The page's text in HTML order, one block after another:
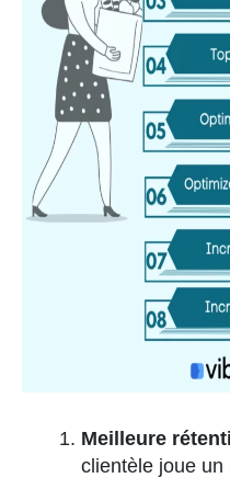
Meilleure
clientèle joue